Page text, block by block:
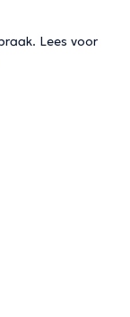
Lees voor